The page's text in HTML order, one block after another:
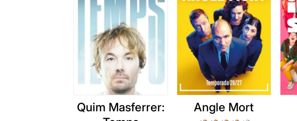
Quim Masferrer:
Angle Mort